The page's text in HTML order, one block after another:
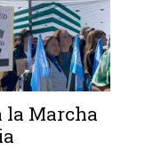
la Marcha